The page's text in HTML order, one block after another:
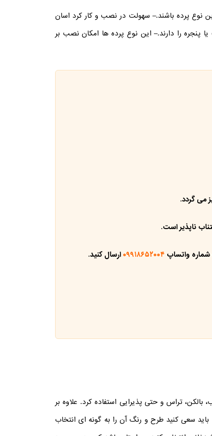
نوع پرده باشند.– سهولت در نصب و کار کرد اسان
پنجره را دارند.– این نوع پرده ها امکان نصب بر
می گردد.
ناپذیر است.
شماره واتساپ ۰۹۹۱۸۶۵۲۰۰۴ارسال کنید.
تراس و حتی پذیرایی استفاده کرد. علاوه بر
باید سعی کنید طرح و رنگ آن را به گونه ای انتخاب